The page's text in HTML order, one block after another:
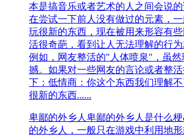
本是搞音乐或者艺术的人之间会说
在尝试一下前人没有做过的元素，
玩很新的东西，现在被用来形容有
活很奇葩，看到让人无法理解的行为
例如，网友整活的"人体喷泉"，虽
撼。如果对一些网友的言论或者整
下：低情商：你这个东西我们理解
很新的东西......
卑鄙的外乡人卑鄙的外乡人是什么梗
的外乡人，一般只在游戏中利用地